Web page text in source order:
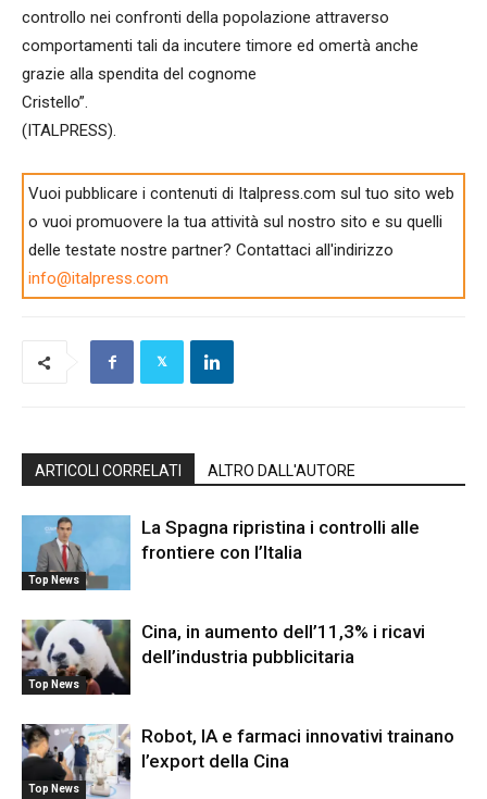
controllo nei confronti della popolazione attraverso
comportamenti tali da incutere timore ed omertà anche
grazie alla spendita del cognome
Cristello”.
(ITALPRESS).
Vuoi pubblicare i contenuti di Italpress.com sul tuo sito web
o vuoi promuovere la tua attività sul nostro sito e su quelli
delle testate nostre partner? Contattaci all'indirizzo
info@italpress.com
ARTICOLI CORRELATI ALTRO DALL'AUTORE
Top News
La Spagna ripristina i controlli alle
frontiere con l’Italia
Top News
Cina, in aumento dell’11,3% i ricavi
dell’industria pubblicitaria
Top News
Robot, IA e farmaci innovativi trainano
l’export della Cina